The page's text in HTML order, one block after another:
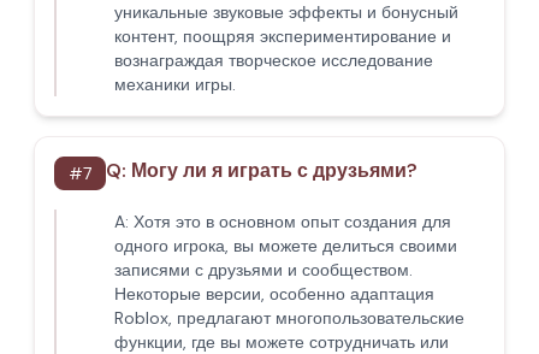
уникальные звуковые эффекты и бонусный
контент, поощряя экспериментирование и
вознаграждая творческое исследование
механики игры.
#7 Q: Могу ли я играть с друзьями?
A: Хотя это в основном опыт создания для
одного игрока, вы можете делиться своими
записями с друзьями и сообществом.
Некоторые версии, особенно адаптация
Roblox, предлагают многопользовательские
функции, где вы можете сотрудничать или